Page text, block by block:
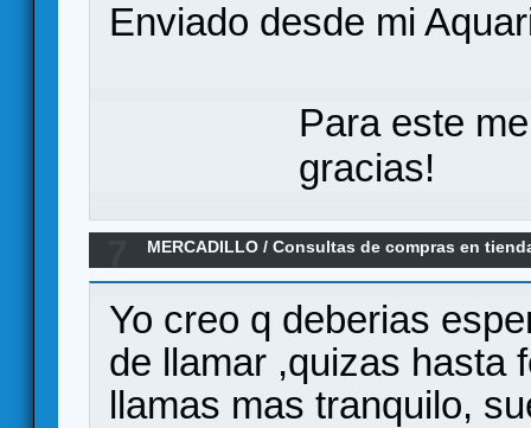
Enviado desde mi
Para este
gracias!
MERCADILLO /Consultas de compras en
Yo creo q deberias
de llamar ,quizas hasta
llamas mas tranquilo,